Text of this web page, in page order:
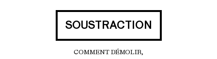
SOUSTRACTION
COMMENT DÉMOLIR,